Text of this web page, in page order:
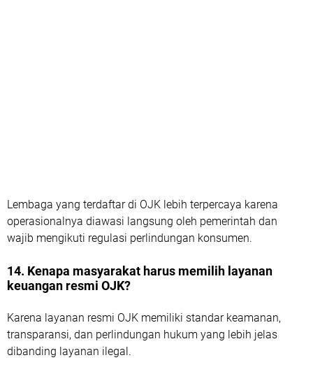
Lembaga yang terdaftar di OJK lebih terpercaya karena
operasionalnya diawasi langsung oleh pemerintah dan
wajib mengikuti regulasi perlindungan konsumen.
14. Kenapa masyarakat harus memilih layanan
keuangan resmi OJK?
Karena layanan resmi OJK memiliki standar keamanan,
transparansi, dan perlindungan hukum yang lebih jelas
dibanding layanan ilegal.